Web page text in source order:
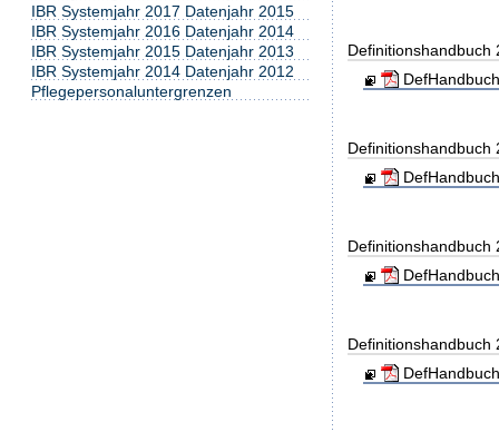
Definitionshandbuch
Definitionshandbuch
Definitionshandbuch
Definitionshandbuch
IBR Systemjahr 2017 Datenjahr 2015
IBR Systemjahr 2016 Datenjahr 2014
IBR Systemjahr 2015 Datenjahr 2013
IBR Systemjahr 2014 Datenjahr 2012
Pflegepersonaluntergrenzen